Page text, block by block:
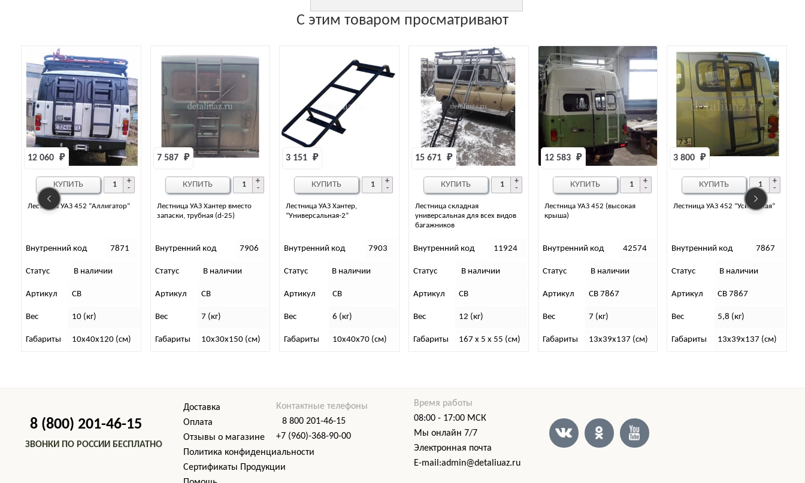
С этим товаром просматривают
452 “Аллигатор”
7871
В наличии
10х40х120 (см)
Лестница УАЗ Хантер вместо
запаски, трубная (d-25)
7 587 ₽
Внутренний код 7906
Статус В наличии
Вес
Габариты 10х30х150 (см)
КУПИТЬ
Лестница УАЗ Хантер,
“Универсальная-2”
3 151 ₽
Внутренний код 7903
Статус В наличии
Вес
Габариты 10х40х70 (см)
КУПИТЬ
Лестница складная
универсальная для всех видов
Внутренний код 11924
Статус В наличии
Артикул
Вес
Габариты 167 x 5 x 55 (см)
КУПИТЬ
Лестница УАЗ 452 (высокая
крыша)
12 583 ₽
Внутренний код 42574
Статус В наличии
СВ 7867
Вес
Габариты 13х39х137 (см)
КУПИТЬ
Лестница УАЗ 452 “Усиленная”
3 800 ₽
Внутренний код 7867
Статус В наличии
Артикул СВ 7867
Вес 5,8 (кг)
Габариты 13х39х137 (см)
КУПИТЬ
Кронштейн-
13 442 ₽
Внутренний код
Статус
Артикул
Вес
Габариты
КУПИТЬ
8 (800) 201-46-15
ЗВОНКИ ПО РОССИИ БЕСПЛАТНО
Доставка
Оплата
Отзывы о магазине
Политика конфиденциальности
Cертификаты Продукции
Контактные телефоны
8 800 201-46-15
+7 (960)-368-90-00
Время работы
08:00 - 17:00 МСК
Мы онлайн 7/7
Электронная почта
E-mail:admin@detaliuaz.ru